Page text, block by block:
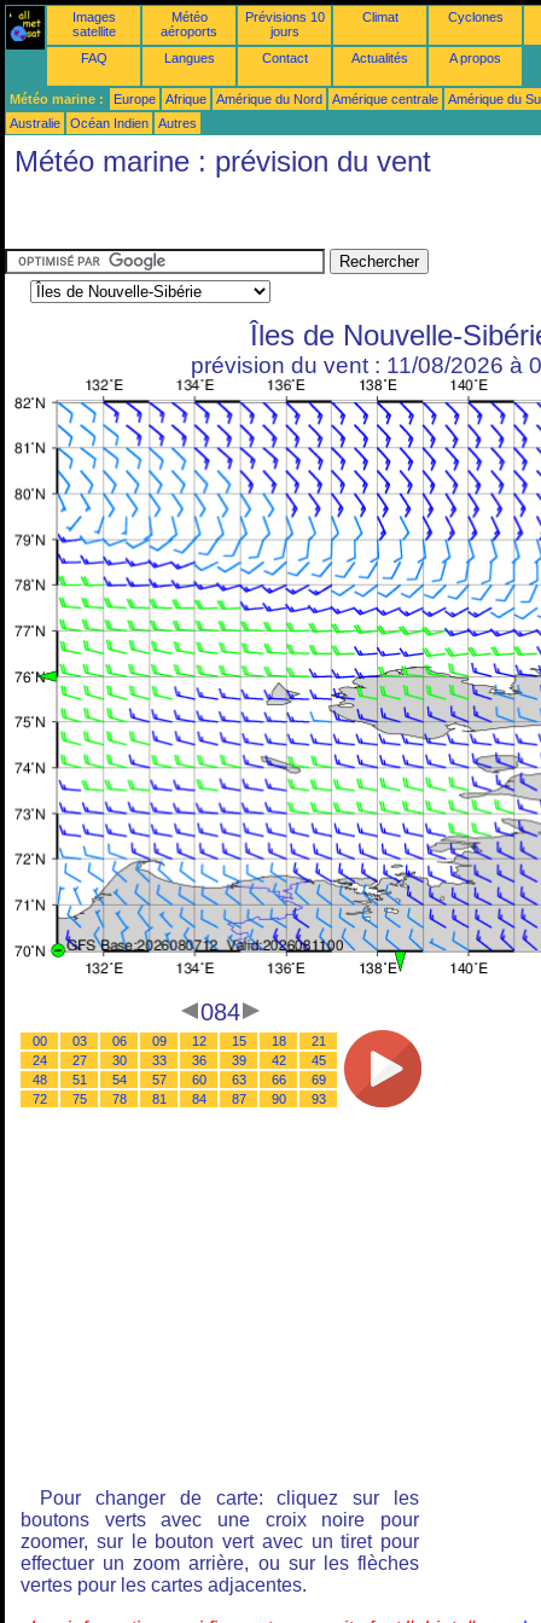
Images
satellite
Météo
aéroports
Prévisions 10
jours
Climat Cyclones
FAQ Langues Contact Actualités A propos
Météo marine : Europe Afrique Amérique du Nord Amérique centrale
Amérique du
Australie
Océan Indien Autres
Météo marine : prévision du vent
Îles de Nouvelle-
prévision du vent : 11/08/2026 à
084
00 03 06 09 12 15 18
21
24
27 30 33 36 39 42
45
48
51 54 57 60 63 66
69
72
75 78 81 84 87 90 93
Pour changer de carte: cliquez sur les
boutons verts avec une croix noire pour
zoomer, sur le bouton vert avec un tiret pour
effectuer un zoom arrière, ou sur les flèches
vertes pour les cartes adjacentes.